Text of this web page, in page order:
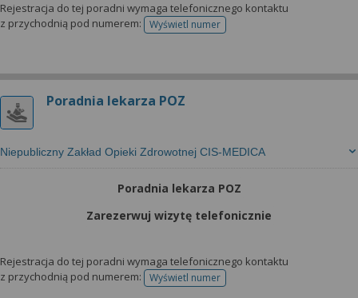
Rejestracja do tej poradni wymaga telefonicznego kontaktu
z przychodnią pod numerem:
Wyświetl numertelefonu do rejestracji
Poradnia lekarza POZ
Niepubliczny Zakład Opieki Zdrowotnej CIS-MEDICA
Poradnia lekarza POZ
Zarezerwuj wizytę telefonicznie
Rejestracja do tej poradni wymaga telefonicznego kontaktu
z przychodnią pod numerem:
Wyświetl numertelefonu do rejestracji